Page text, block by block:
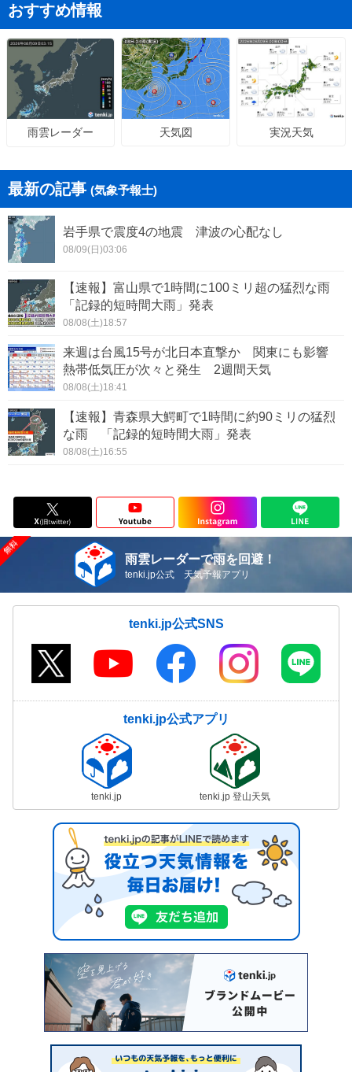
おすすめ情報
雨雲レーダー 天気図 実況天気
最新の記事 (気象予報士)
岩手県で震度4の地震 津波の心配なし
08/09(日)03:06
【速報】富山県で1時間に100ミリ超の猛烈な雨
「記録的短時間大雨」発表
08/08(土)18:57
来週は台風15号が北日本直撃か 関東にも影響
熱帯低気圧が次々と発生 2週間天気
08/08(土)18:41
【速報】青森県大鰐町で1時間に約90ミリの猛烈
な雨 「記録的短時間大雨」発表
08/08(土)16:55
雨雲レーダーで雨を回避！
tenki.jp公式 天気予報アプリ
tenki.jp公式SNS
tenki.jp公式アプリ
tenki.jp tenki.jp 登山天気